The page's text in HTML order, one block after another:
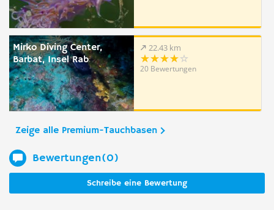
Mirko Diving Center,
Barbat, Insel Rab
22.43 km
20 Bewertungen
Zeige alle Premium-Tauchbasen
Bewertungen(0)
Schreibe eine Bewertung